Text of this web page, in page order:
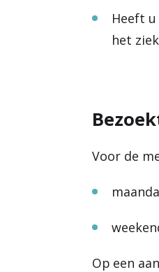
Heeft
het
Voor de
Op een